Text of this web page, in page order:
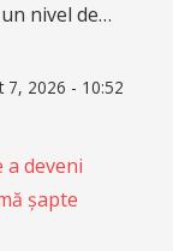
nivel de…
7, 2026 - 10:52
deveni
șapte